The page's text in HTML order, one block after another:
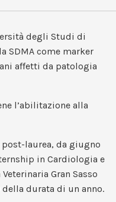
degli Studi di
SDMA come marker
affetti da patologia
l’abilitazione alla
laurea, da giugno
in Cardiologia e
Gran Sasso
durata di un anno.